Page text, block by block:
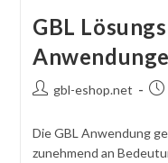
GBL
Postgbl-eshop.net
Post
Die GBL Anwendung
zunehmend an